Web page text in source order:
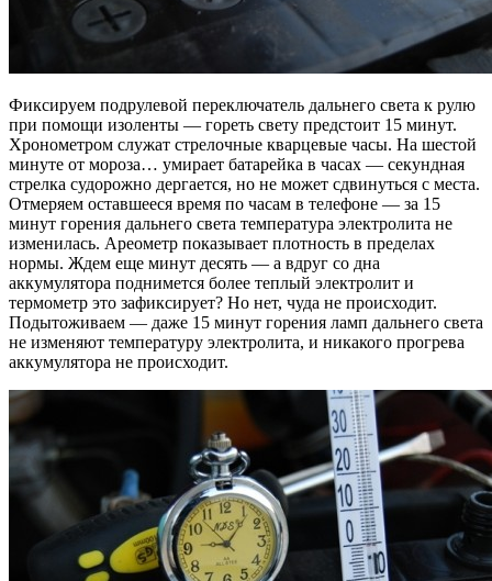
Фиксируем подрулевой переключатель дальнего света к рулю
при помощи изоленты — гореть свету предстоит 15 минут.
Хронометром служат стрелочные кварцевые часы. На шестой
минуте от мороза… умирает батарейка в часах — секундная
стрелка судорожно дергается, но не может сдвинуться с места.
Отмеряем оставшееся время по часам в телефоне — за 15
минут горения дальнего света температура электролита не
изменилась. Ареометр показывает плотность в пределах
нормы. Ждем еще минут десять — а вдруг со дна
аккумулятора поднимется более теплый электролит и
термометр это зафиксирует? Но нет, чуда не происходит.
Подытоживаем — даже 15 минут горения ламп дальнего света
не изменяют температуру электролита, и никакого прогрева
аккумулятора не происходит.